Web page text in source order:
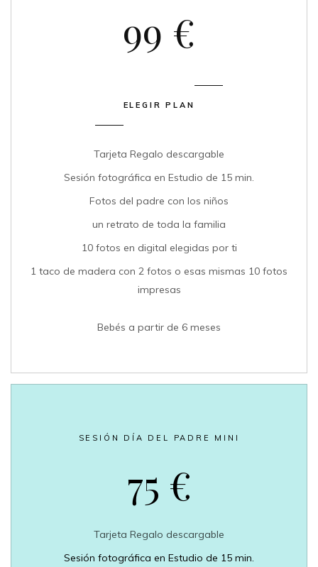
99 €
ELEGIR PLAN
Tarjeta Regalo descargable
Sesión fotográfica en Estudio de 15 min.
Fotos del padre con los niños
un retrato de toda la familia
10 fotos en digital elegidas por ti
1 taco de madera con 2 fotos o esas mismas 10 fotos
impresas
Bebés a partir de 6 meses
SESIÓN DÍA DEL PADRE MINI
75 €
Tarjeta Regalo descargable
Sesión fotográfica en Estudio de 15 min.